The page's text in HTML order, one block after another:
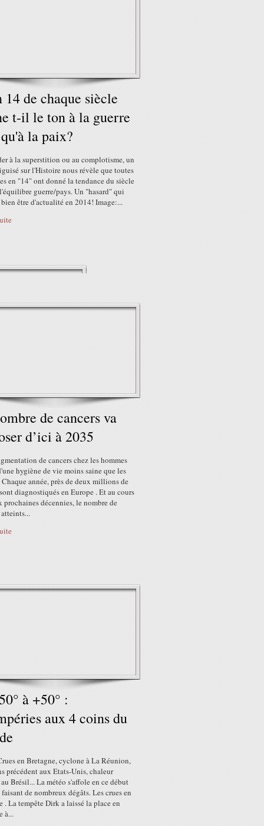
de chaque siècle
t-il le ton à la guerre
la paix?
à la superstition ou au complotisme, un
sur l'Histoire nous révèle que toutes
en "14" ont donné la tendance du siècle
guerre/pays. Un "hasard" qui
être d'actualité en 2014! Image:...
de cancers va
d’ici à 2035
de cancers chez les hommes
hygiène de vie moins saine que les
Chaque année, près de deux millions de
diagnostiqués en Europe . Et au cours
prochaines décennies, le nombre de
à +50° :
aux 4 coins du
en Bretagne, cyclone à La Réunion,
précédent aux Etats-Unis, chaleur
Brésil... La météo s'affole en ce début
faisant de nombreux dégâts. Les crues en
. La tempête Dirk a laissé la place en
à...